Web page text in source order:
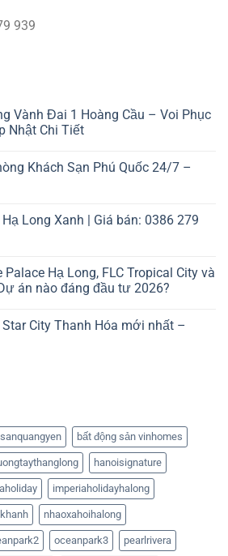
939
Vành Đai 1 Hoàng Cầu – Voi Phục
Nhật Chi Tiết
Khách Sạn Phú Quốc 24/7 –
Long Xanh | Giá bán: 0386 279
Palace Hạ Long, FLC Tropical City và
án nào đáng đầu tư 2026?
City Thanh Hóa mới nhất –
bất động sản vinhomes
hanoisignature
imperiaholidayhalong
nhaoxahoihalong
oceanpark3 pearlrivera